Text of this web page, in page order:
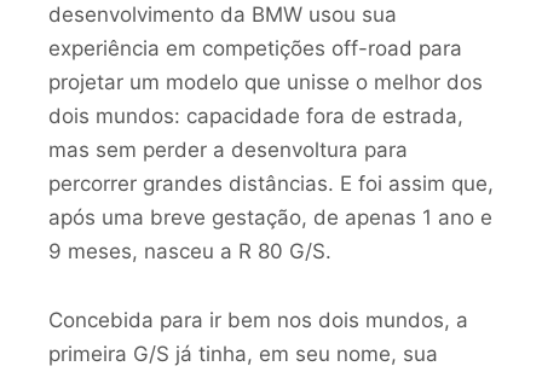
desenvolvimento da BMW usou sua
experiência em competições off-road para
projetar um modelo que unisse o melhor dos
dois mundos: capacidade fora de estrada,
mas sem perder a desenvoltura para
percorrer grandes distâncias. E foi assim que,
após uma breve gestação, de apenas 1 ano e
9 meses, nasceu a R 80 G/S.
Concebida para ir bem nos dois mundos, a
primeira G/S já tinha, em seu nome, sua